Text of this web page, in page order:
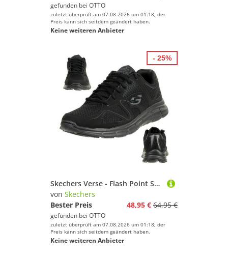
gefunden bei OTTO
zuletzt überprüft am 07.08.2026 um 01:18; der
Preis kann sich seitdem geändert haben.
Keine weiteren Anbieter
Skechers Verse - Flash Point Sneaker
von Skechers
Bester Preis
48,95 € 64,95 €
gefunden bei OTTO
zuletzt überprüft am 07.08.2026 um 01:18; der
Preis kann sich seitdem geändert haben.
Keine weiteren Anbieter
- 25%